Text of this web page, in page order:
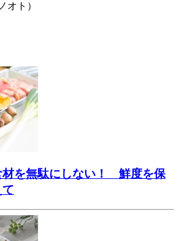
オト）
材を無駄にしない！ 鮮度を保